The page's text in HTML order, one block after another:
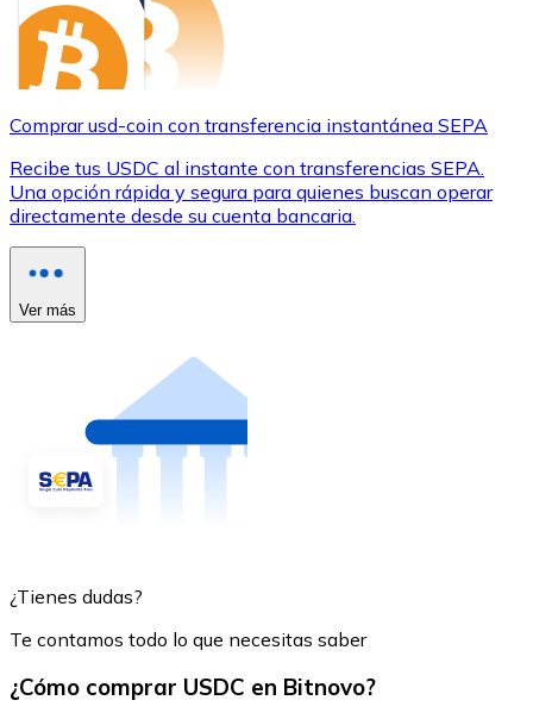
Comprar usd-coin con transferencia instantánea SEPA
Recibe tus USDC al instante con transferencias SEPA.
Una opción rápida y segura para quienes buscan operar
directamente desde su cuenta bancaria.
Ver más
¿Tienes dudas?
Te contamos todo lo que necesitas saber
¿Cómo comprar USDC en Bitnovo?